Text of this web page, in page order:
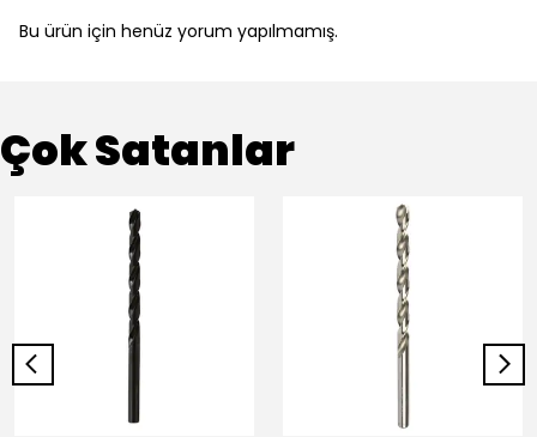
Bu ürün için henüz yorum yapılmamış.
Çok Satanlar